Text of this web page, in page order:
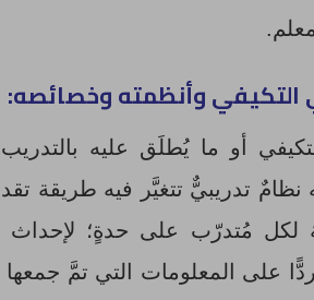
التكيفي وأنظمته وخصائصه:
أو ما يُطلَق عليه بالتدريب
نظامٌ تدريبيٌّ تتغيَّر فيه طريقة
لكل مُتدرّب على حدةٍ؛ لإحداث
على المعلومات التي تمَّ جمعها